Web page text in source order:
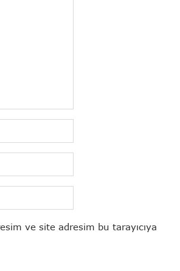
ve site adresim bu tarayıcıya